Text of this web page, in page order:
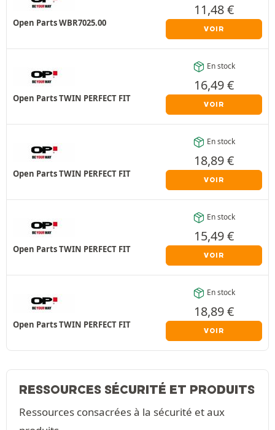
Open Parts WBR7025.00
11,48€
VOIR
Open Parts TWIN PERFECT FIT
En stock
16,49€
VOIR
Open Parts TWIN PERFECT FIT
En stock
18,89€
VOIR
Open Parts TWIN PERFECT FIT
En stock
15,49€
VOIR
Open Parts TWIN PERFECT FIT
En stock
18,89€
VOIR
RESSOURCES SÉCURITÉ ET PRODUITS
Ressources consacrées à la sécurité et aux